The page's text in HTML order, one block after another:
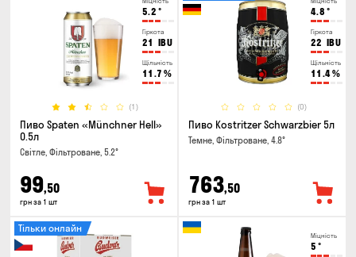
5.2 °
Гіркота
21 IBU
Щільність
11.7 %
(1)
Пиво Spaten «Münchner Hell»
0.5л
Світле, Фільтроване, 5.2°
99,50
грн за 1 шт
4.8 °
Гіркота
22 IBU
Щільність
11.4%
(0)
Пиво Kostritzer Schwarzbier 5л
Темне, Фільтроване, 4.8°
763,50
грн за 1 шт
Тільки онлайн
Міцність
5 °